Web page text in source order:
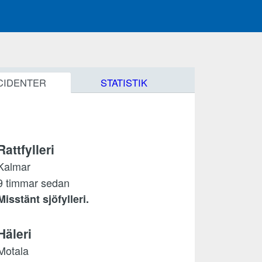
STATISTIK
timmar sedan
sjöfylleri.